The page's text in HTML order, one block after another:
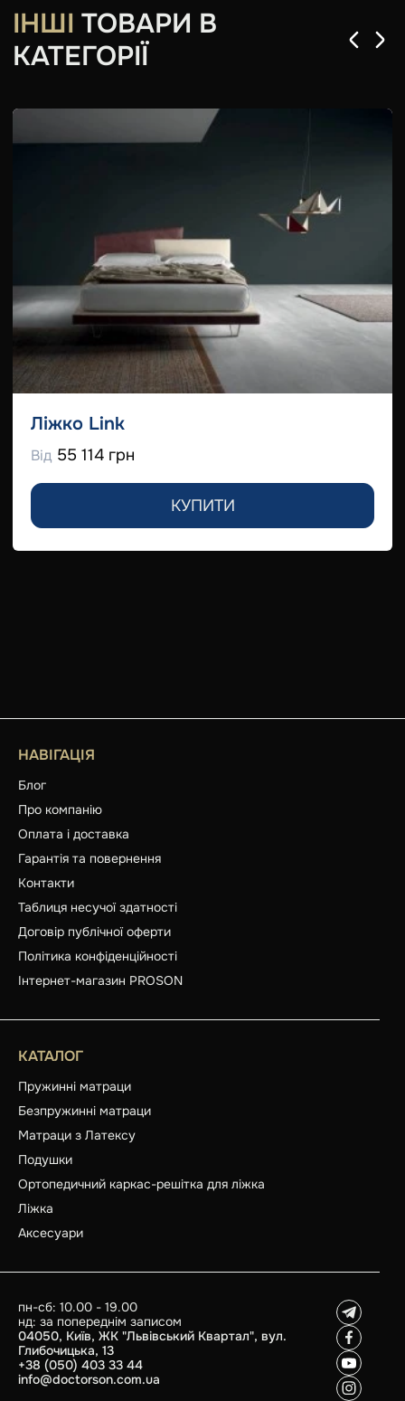
ІНШІ ТОВАРИ В
КАТЕГОРІЇ
Ліжко Link
Від 55 114 грн
КУПИТИ
НАВІГАЦІЯ
Блог
Про компанію
Оплата і доставка
Гарантія та повернення
Контакти
Таблиця несучої здатності
Договір публічної оферти
Політика конфіденційності
Інтернет-магазин PROSON
КАТАЛОГ
Пружинні матраци
Безпружинні матраци
Матраци з Латексу
Подушки
Ортопедичний каркас-решітка для ліжка
Ліжка
Аксесуари
пн-сб: 10.00 - 19.00
нд: за попереднім записом
04050, Київ, ЖК "Львівський Квартал", вул.
Глибочицька, 13
+38 (050) 403 33 44
info@doctorson.com.ua